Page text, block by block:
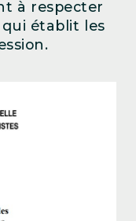
à respecter
qui établit les